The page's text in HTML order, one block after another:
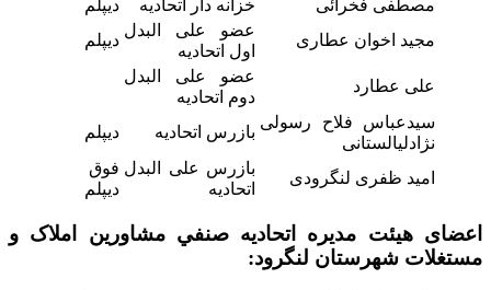
مصطفی فخرائی خزانه دار اتحادیه
دیپلم
مجید اخوان عطاری
عضو علی البدل
اول اتحادیه
دیپلم
علی عطارد
عضو علی البدل
دوم اتحادیه
سیدعباس فلاح رسولی
نژادلیالستانی
بازرس اتحادیه دیپلم
امید ظفری لنگرودی
بازرس علی البدل
اتحادیه
فوق
دیپلم
اعضای هیئت مدیره اتحاديه صنفي مشاورين املاک و
مستغلات شهرستان لنگرود: